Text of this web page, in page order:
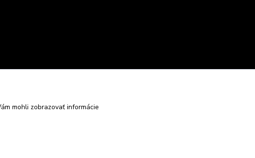
mohli zobrazovať informácie